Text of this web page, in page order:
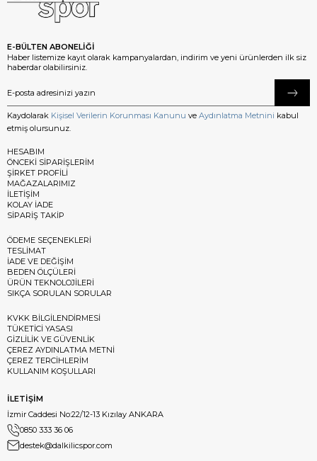
E-BÜLTEN ABONELİĞİ
Haber listemize kayıt olarak kampanyalardan, indirim ve yeni ürünlerden ilk siz
haberdar olabilirsiniz.
Kaydolarak Kişisel Verilerin Korunması Kanunu ve Aydınlatma Metnini kabul
etmiş olursunuz.
HESABIM
ÖNCEKİ SİPARİŞLERİM
ŞİRKET PROFİLİ
MAĞAZALARIMIZ
İLETİŞİM
KOLAY İADE
SİPARİŞ TAKİP
ÖDEME SEÇENEKLERİ
TESLİMAT
İADE VE DEĞİŞİM
BEDEN ÖLÇÜLERİ
ÜRÜN TEKNOLOJİLERİ
SIKÇA SORULAN SORULAR
KVKK BİLGİLENDİRMESİ
TÜKETİCİ YASASI
GİZLİLİK VE GÜVENLİK
ÇEREZ AYDINLATMA METNİ
ÇEREZ TERCİHLERİM
KULLANIM KOŞULLARI
İLETİŞİM
İzmir Caddesi No:22/12-13 Kızılay ANKARA
0850 333 36 06
destek@dalkilicspor.com